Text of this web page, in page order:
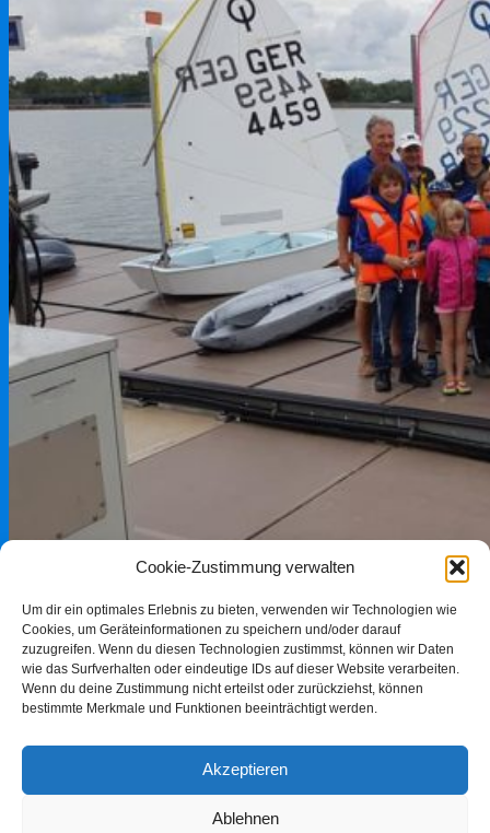
Cookie-Zustimmung verwalten
Um dir ein optimales Erlebnis zu bieten, verwenden wir Technologien wie
Cookies, um Geräteinformationen zu speichern und/oder darauf
zuzugreifen. Wenn du diesen Technologien zustimmst, können wir Daten
wie das Surfverhalten oder eindeutige IDs auf dieser Website verarbeiten.
Wenn du deine Zustimmung nicht erteilst oder zurückziehst, können
bestimmte Merkmale und Funktionen beeinträchtigt werden.
Akzeptieren
Ablehnen
Teilen TweetAnpinnen Mail SMS
Die Kinder aus Schwanau, die im Rahmen des Schwanauer
Club Lahr zu Gast waren, hatten viel Freude und Spaß.
Leider war das Wetter nicht so schön wie bei der
Veranstaltung im Rahmen des Lahrer Ferienprogramms am
angemeldeten Kinder voller Erwartungen in den Rheinhafen